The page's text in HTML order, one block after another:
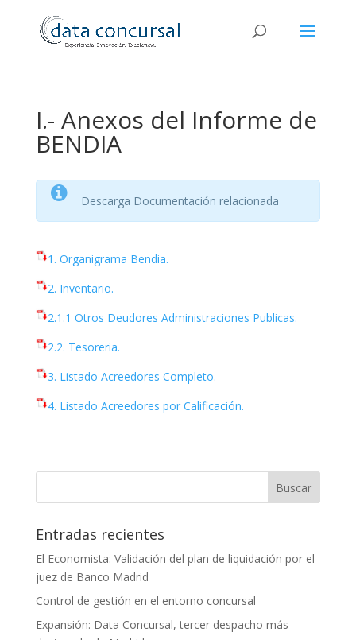
I.- Anexos del Informe de
BENDIA
Descarga Documentación relacionada
1. Organigrama Bendia.
2. Inventario.
2.1.1 Otros Deudores Administraciones Publicas.
2.2. Tesoreria.
3. Listado Acreedores Completo.
4. Listado Acreedores por Calificación.
Entradas recientes
El Economista: Validación del plan de liquidación por el
juez de Banco Madrid
Control de gestión en el entorno concursal
Expansión: Data Concursal, tercer despacho más